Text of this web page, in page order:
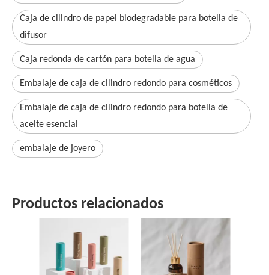
Caja de cilindro de papel biodegradable para botella de
difusor
Caja redonda de cartón para botella de agua
Embalaje de caja de cilindro redondo para cosméticos
Embalaje de caja de cilindro redondo para botella de
aceite esencial
embalaje de joyero
Productos relacionados